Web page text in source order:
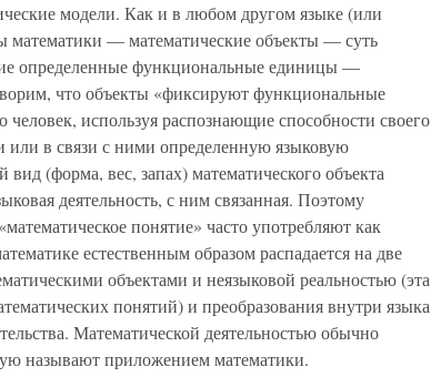
модели. Как и в любом другом языке (или
математики — математические объекты — суть
определенные функциональные единицы —
что объекты «фиксируют функциональные
используя распознающие способности своего
или в связи с ними определенную языковую
(форма, вес, запах) математического объекта
деятельность, с ним связанная. Поэтому
понятие» часто употребляют как
естественным образом распадается на две
объектами и неязыковой реальностью (эта
понятий) и преобразования внутри языка
Математической деятельностью обычно
называют приложением математики.